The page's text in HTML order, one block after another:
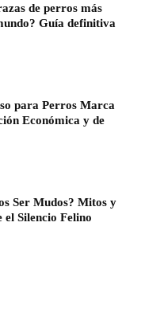
de perros más
Guía definitiva
para Perros Marca
Económica y de
Ser Mudos? Mitos y
el Silencio Felino